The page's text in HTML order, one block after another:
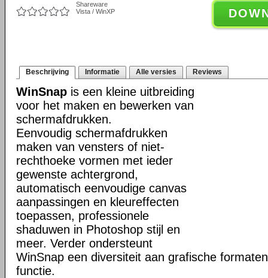
Shareware
Vista / WinXP
Beschrijving Informatie Alle versies Reviews
WinSnap is een kleine uitbreiding
voor het maken en bewerken van
schermafdrukken.
Eenvoudig schermafdrukken
maken van vensters of niet-
rechthoeke vormen met ieder
gewenste achtergrond,
automatisch eenvoudige canvas
aanpassingen en kleureffecten
toepassen, professionele
shaduwen in Photoshop stijl en
meer. Verder ondersteunt
WinSnap een diversiteit aan grafische
functie.